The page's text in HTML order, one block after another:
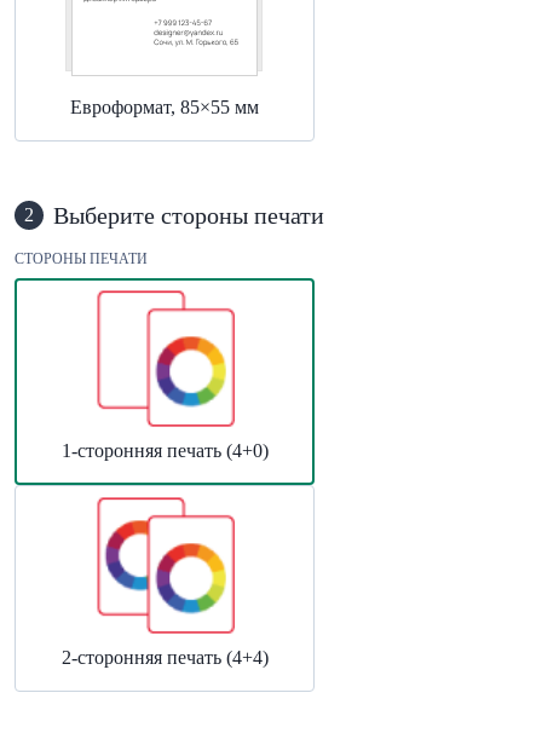
Евроформат, 85×55 мм
2 Выберите стороны печати
СТОРОНЫ ПЕЧАТИ
1-сторонняя печать (4+0)
2-сторонняя печать (4+4)